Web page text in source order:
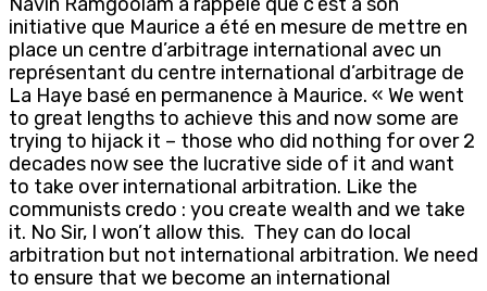
initiative que Maurice a été en mesure de mettre en
place un centre d’arbitrage international avec un
représentant du centre international d’arbitrage de
La Haye basé en permanence à Maurice. « We went
to great lengths to achieve this and now some are
trying to hijack it – those who did nothing for over 2
decades now see the lucrative side of it and want
to take over international arbitration. Like the
communists credo : you create wealth and we take
it. No Sir, I won’t allow this. They can do local
arbitration but not international arbitration. We need
to ensure that we become an international